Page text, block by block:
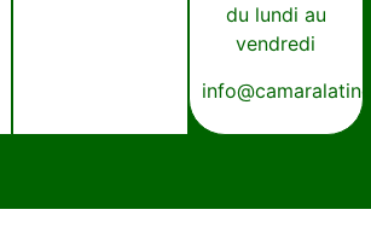
du lundi au
vendredi